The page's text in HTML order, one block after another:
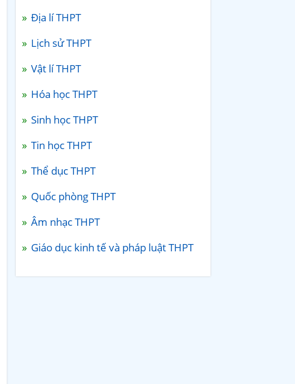
Địa lí THPT
Lịch sử THPT
Vật lí THPT
Hóa học THPT
Sinh học THPT
Tin học THPT
Thể dục THPT
Quốc phòng THPT
Âm nhạc THPT
Giáo dục kinh tế và pháp luật THPT